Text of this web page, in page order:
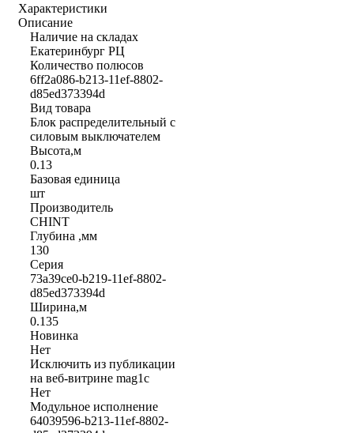
Характеристики
Описание
Наличие на складах
Екатеринбург РЦ
Количество полюсов
6ff2a086-b213-11ef-8802-
d85ed373394d
Вид товара
Блок распределительный с
силовым выключателем
Высота,м
0.13
Базовая единица
шт
Производитель
CHINT
Глубина ,мм
130
Серия
73a39ce0-b219-11ef-8802-
d85ed373394d
Ширина,м
0.135
Новинка
Нет
Исключить из публикации
на веб-витрине mag1c
Нет
Модульное исполнение
64039596-b213-11ef-8802-